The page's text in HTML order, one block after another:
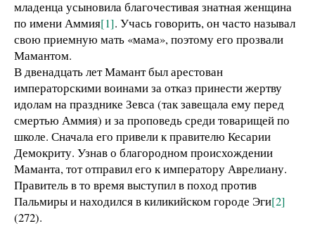
младенца усыновила благочестивая знатная женщина
по имени Аммия[1]. Учась говорить, он часто называл
свою приемную мать «мама», поэтому его прозвали
Мамантом.
В двенадцать лет Мамант был арестован
императорскими воинами за отказ принести жертву
идолам на празднике Зевса (так завещала ему перед
смертью Аммия) и за проповедь среди товарищей по
школе. Сначала его привели к правителю Кесарии
Демокриту. Узнав о благородном происхождении
Маманта, тот отправил его к императору Аврелиану.
Правитель в то время выступил в поход против
Пальмиры и находился в киликийском городе Эги[2]
(272).